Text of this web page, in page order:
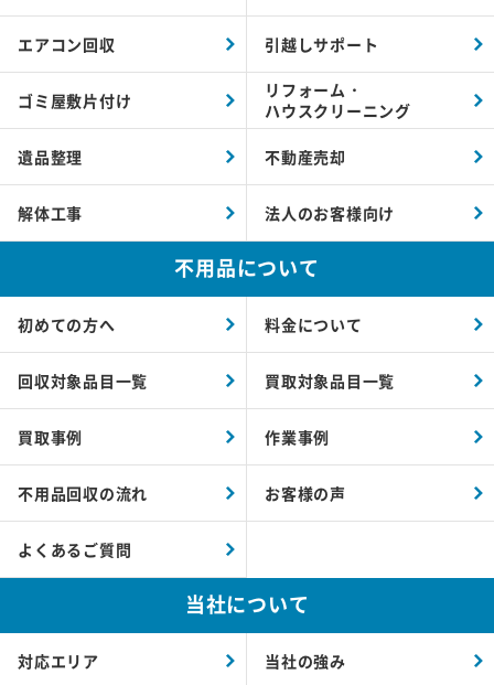
エアコン回収 引越しサポート
ゴミ屋敷片付け
リフォーム・
ハウスクリーニング
遺品整理 不動産売却
解体工事 法人のお客様向け
不用品について
初めての方へ 料金について
回収対象品目一覧 買取対象品目一覧
買取事例 作業事例
不用品回収の流れ お客様の声
よくあるご質問
当社について
対応エリア 当社の強み